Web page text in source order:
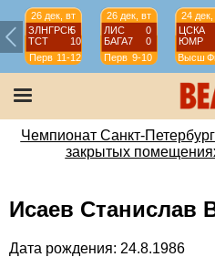
26 дек, вт
ЗЛНГРСК5
ТСТ
10
Перв 11-12
26 дек, вт
ЛИС
0
БАГА7
0
Перв 9-10
24 дек,
ЦСКА
ЮМР
Высш
Чемпионат Санкт-
закрытых
Исаев Станислав
Дата рождения: 24.8.1986